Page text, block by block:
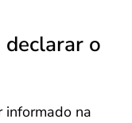
declarar o
informado na